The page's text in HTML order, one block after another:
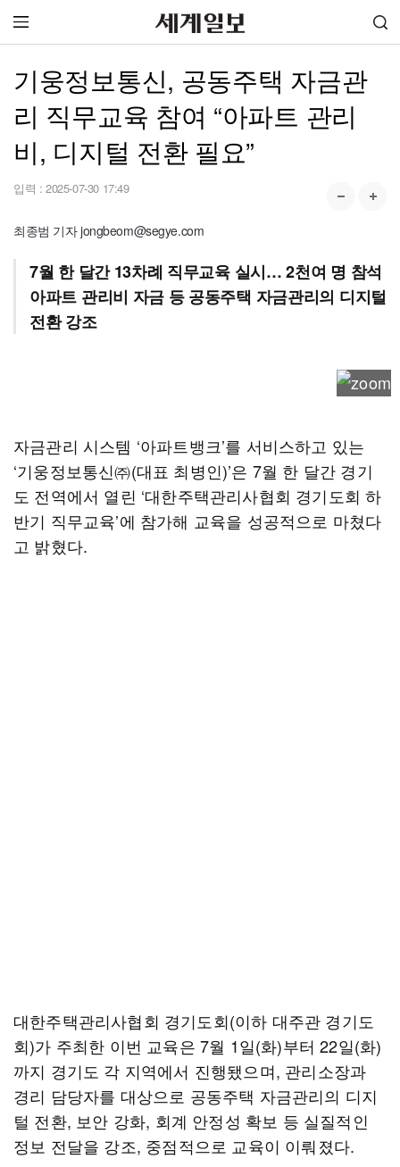
기웅정보통신, 공동주택 자금관
리 직무교육 참여 “아파트 관리
비, 디지털 전환 필요”
입력 : 2025-07-30 17:49
최종범 기자 jongbeom@segye.com
7월 한 달간 13차례 직무교육 실시… 2천여 명 참석
아파트 관리비 자금 등 공동주택 자금관리의 디지털
전환 강조
자금관리 시스템 ‘아파트뱅크’를 서비스하고 있는
‘기웅정보통신㈜(대표 최병인)’은 7월 한 달간 경기
도 전역에서 열린 ‘대한주택관리사협회 경기도회 하
반기 직무교육’에 참가해 교육을 성공적으로 마쳤다
고 밝혔다.
대한주택관리사협회 경기도회(이하 대주관 경기도
회)가 주최한 이번 교육은 7월 1일(화)부터 22일(화)
까지 경기도 각 지역에서 진행됐으며, 관리소장과
경리 담당자를 대상으로 공동주택 자금관리의 디지
털 전환, 보안 강화, 회계 안정성 확보 등 실질적인
정보 전달을 강조, 중점적으로 교육이 이뤄졌다.